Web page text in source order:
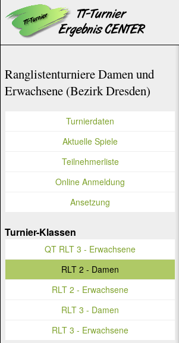
Ranglistenturniere Damen und
Erwachsene (Bezirk Dresden)
Turnierdaten
Aktuelle Spiele
Teilnehmerliste
Online Anmeldung
Ansetzung
Turnier-Klassen
QT RLT 3 - Erwachsene
RLT 2 - Damen
RLT 2 - Erwachsene
RLT 3 - Damen
RLT 3 - Erwachsene